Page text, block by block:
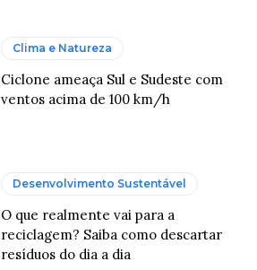
Clima e Natureza
Ciclone ameaça Sul e Sudeste com
ventos acima de 100 km/h
Desenvolvimento Sustentável
O que realmente vai para a
reciclagem? Saiba como descartar
resíduos do dia a dia